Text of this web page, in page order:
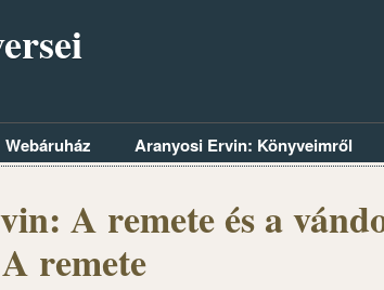
Webáruház Aranyosi Ervin: Könyveimről
A remete és a
remete